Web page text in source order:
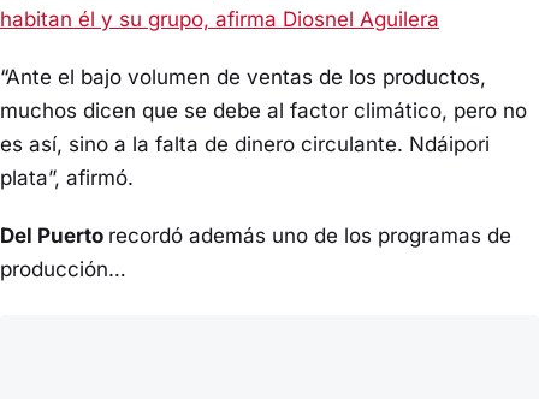
habitan él y su grupo, afirma Diosnel Aguilera
“Ante el bajo volumen de ventas de los productos,
muchos dicen que se debe al factor climático, pero no
es así, sino a la falta de dinero circulante. Ndáipori
plata”, afirmó.
Del Puerto recordó además uno de los programas de
producción…